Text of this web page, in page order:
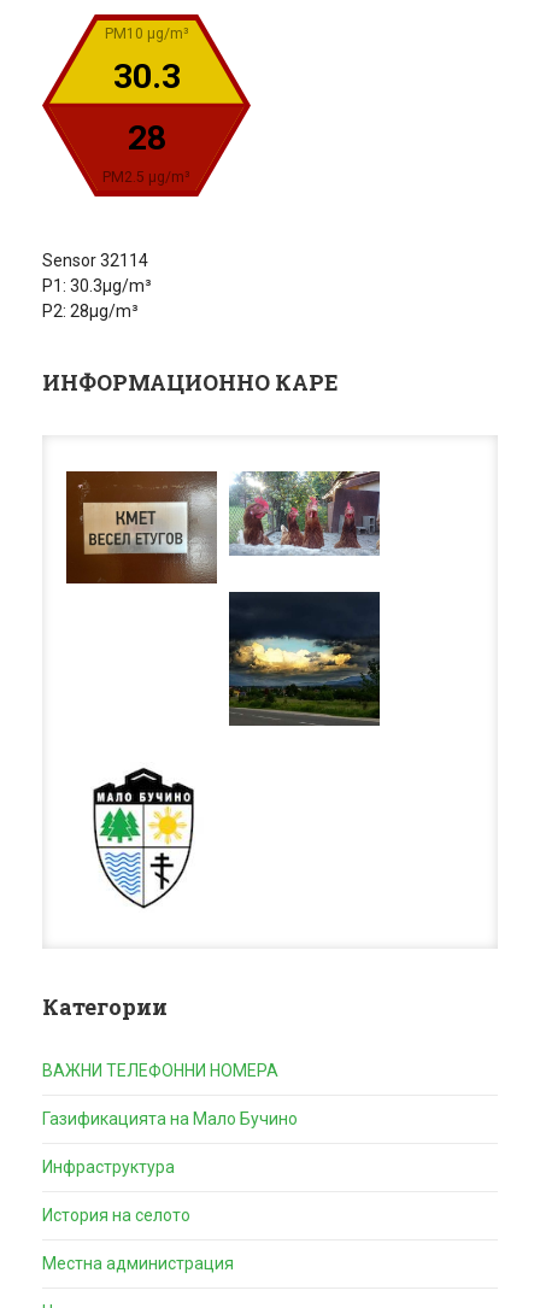
PM10 µg/m³
PM2.5 µg/m³
30.3
28
Sensor 32114
P1: 30.3µg/m³
P2: 28µg/m³
ИНФОРМАЦИОННО КАРЕ
Категории
ВАЖНИ ТЕЛЕФОННИ НОМЕРА
Газификацията на Мало Бучино
Инфраструктура
История на селото
Местна администрация